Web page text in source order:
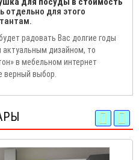
отдельно для этого
радовать Вас долгие годы
дизайном, то
в мебельном интернет
верный выбор.